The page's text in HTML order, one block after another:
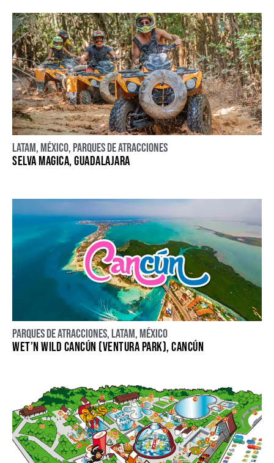
LATAM,México,Parques de atracciones
SELVA MAGICA, GUADALAJARA
Parques de atracciones,LATAM,México
WET’N WILD CANCÚN (VENTURA PARK), CANCÚN